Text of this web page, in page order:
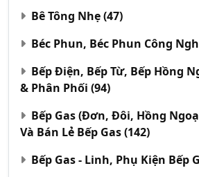
Bê Tông Nhẹ(47)
Béc Phun, Béc Phun Công
Bếp Điện, Bếp Từ, Bếp Hồng
& Phân Phối (94)
Bếp Gas (Đơn, Đôi, Hồng
Và Bán Lẻ Bếp Gas(142)
Bếp Gas - Linh, Phụ Kiện Bếp